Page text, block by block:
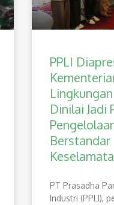
PPLI
Dinilai Jadi
Berstandar
PT Prasadha
Industri (PPLI),